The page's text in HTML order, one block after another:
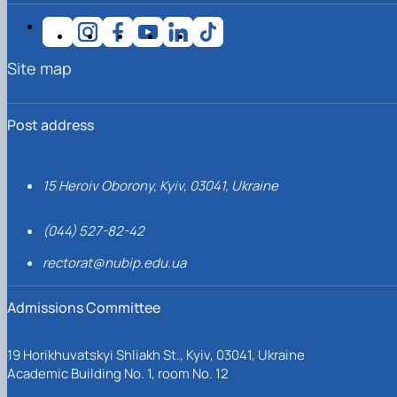
Post address
15 Heroiv Oborony, Kyiv, 03041, Ukraine
(044) 527-82-42
rectorat@nubip.edu.ua
Admissions Committee
19 Horikhuvatskyi Shliakh St., Kyiv, 03041, Ukraine
Academic Building No. 1, room No. 12
Site map